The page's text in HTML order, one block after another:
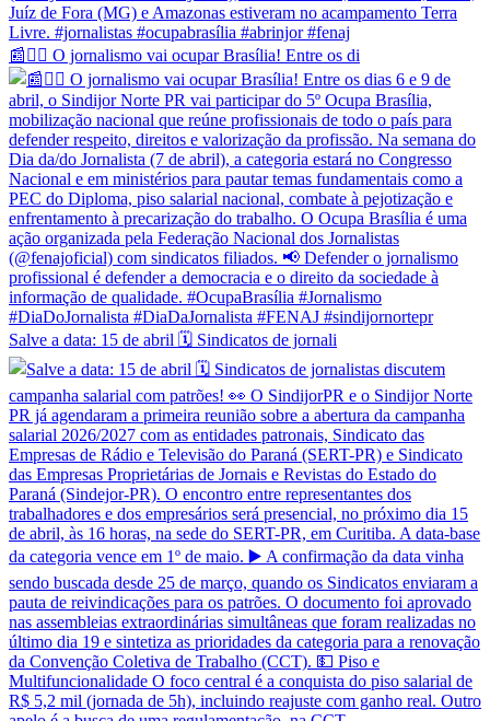
📰✊🏽 O jornalismo vai ocupar Brasília! Entre os di
Salve a data: 15 de abril 🗓️ Sindicatos de jornali